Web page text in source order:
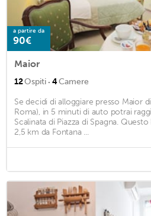
a partire da
90€
Maior
12Ospiti · 4Camere
Se decidi di alloggiare presso Maior
Roma), in 5 minuti di auto potrai
Scalinata di Piazza di Spagna.
2,5 km da Fontana ...